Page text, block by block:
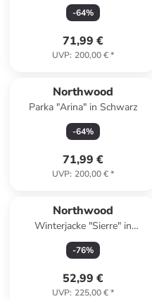
-64%
71,99 €
UVP: 200,00 €*
Northwood
Parka "Arina" in Schwarz
-64%
71,99 €
UVP: 200,00 €*
Northwood
Winterjacke "Sierre" in
Dunkelblau
-76%
52,99 €
UVP: 225,00 €*